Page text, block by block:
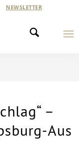
NEWSLETTER
–
Aus